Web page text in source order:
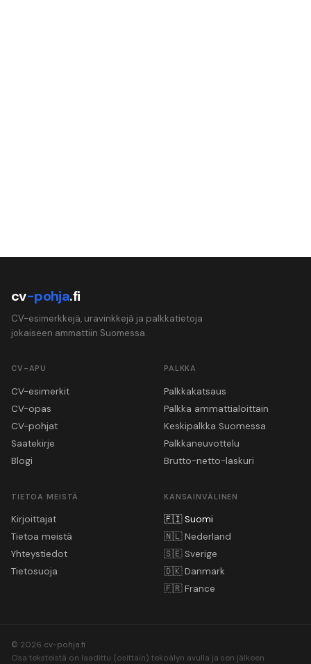
cv-pohja.fi
CV-esimerkkejä, uravinkkejä ja palkkatietoja
jokaiseen ammattiin Suomessa.
CV-APU
CV-esimerkit
CV-opas
CV-pohjat
Saatekirje
Blogi
PALKKA
Palkkakatsaus
Palkka ammattialoittain
Keskipalkka Suomessa
Palkkaneuvottelu
Brutto-netto-laskuri
TIETOA MEISTÄ
Kirjoittajat
Tietoa meistä
Yhteystiedot
Tietosuoja
KANSAINVÄLINEN
🇫🇮 Suomi
🇳🇱 Nederland
🇸🇪 Sverige
🇩🇰 Danmark
🇫🇷 France
© 2026 cv-pohja.fi
Osa teksteistä on laadittu (osittain) tekoälyn avulla ja sen jälkeen